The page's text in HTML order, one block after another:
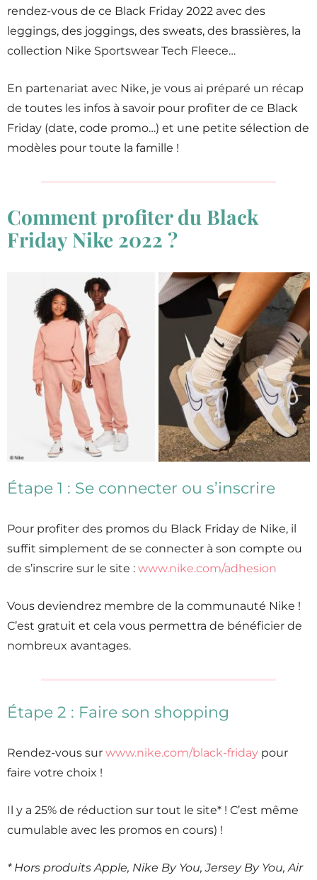
rendez-vous de ce Black Friday 2022 avec des
leggings, des joggings, des sweats, des brassières, la
collection Nike Sportswear Tech Fleece…
En partenariat avec Nike, je vous ai préparé un récap
de toutes les infos à savoir pour profiter de ce Black
Friday (date, code promo…) et une petite sélection de
modèles pour toute la famille !
Comment profiter du Black
Friday Nike 2022 ?
Étape 1 : Se connecter ou s’inscrire
Pour profiter des promos du Black Friday de Nike, il
suffit simplement de se connecter à son compte ou
de s’inscrire sur le site : www.nike.com/adhesion
Vous deviendrez membre de la communauté Nike !
C’est gratuit et cela vous permettra de bénéficier de
nombreux avantages.
Étape 2 : Faire son shopping
Rendez-vous sur www.nike.com/black-friday pour
faire votre choix !
Il y a 25% de réduction sur tout le site* ! C’est même
cumulable avec les promos en cours) !
* Hors produits Apple, Nike By You, Jersey By You, Air